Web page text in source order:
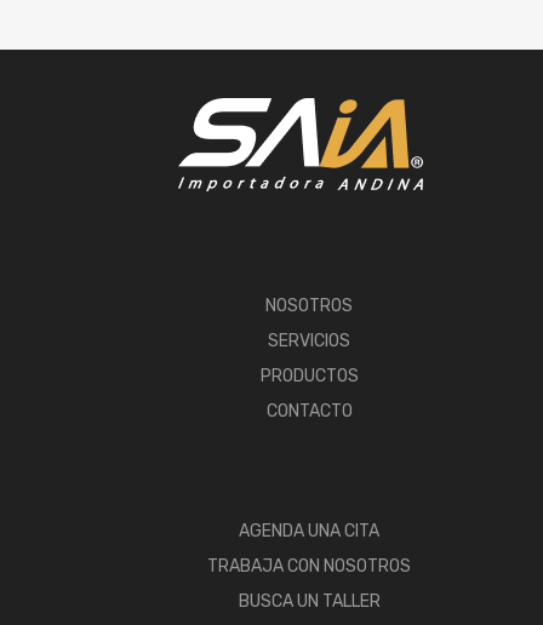
NOSOTROS
SERVICIOS
PRODUCTOS
CONTACTO
AGENDA UNA CITA
TRABAJA CON NOSOTROS
BUSCA UN TALLER